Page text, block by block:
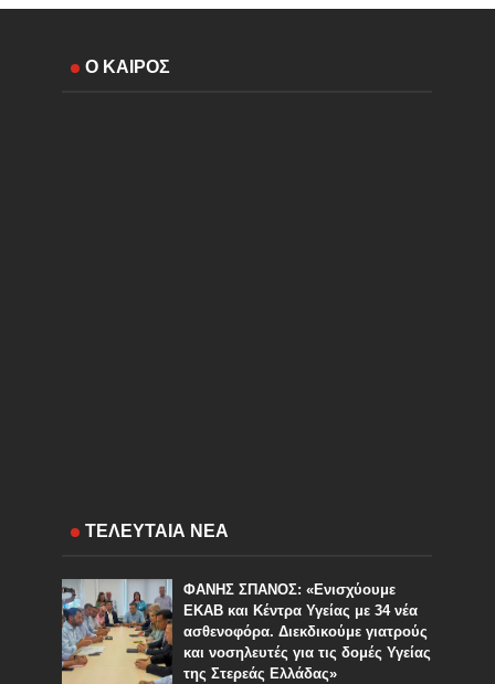
Ο ΚΑΙΡΟΣ
ΤΕΛΕΥΤΑΙΑ ΝΕΑ
ΦΑΝΗΣ ΣΠΑΝΟΣ: «Ενισχύουμε
ΕΚΑΒ και Κέντρα Υγείας με 34 νέα
ασθενοφόρα. Διεκδικούμε γιατρούς
και νοσηλευτές για τις δομές Υγείας
της Στερεάς Ελλάδας»